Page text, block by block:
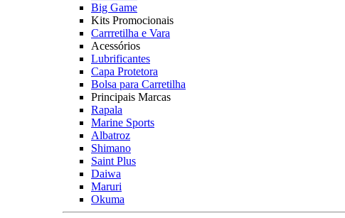
Big Game
Kits Promocionais
Carrretilha e Vara
Acessórios
Lubrificantes
Capa Protetora
Bolsa para Carretilha
Principais Marcas
Rapala
Marine Sports
Albatroz
Shimano
Saint Plus
Daiwa
Maruri
Okuma